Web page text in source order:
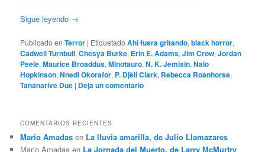
Sigue leyendo →
Publicado en Terror | Etiquetado Ahí fuera gritando,black horror,
Cadwell Turnbull,Chesya Burke, Erin E. Adams,Jim Crow,Jordan
Peele,Maurice Broaddus,Minotauro,N. K. Jemisin,Nalo
Hopkinson,Nnedi Okorafor, P. Djèlí Clark, Rebecca Roanhorse,
Tananarive Due | Deja un comentario
COMENTARIOS RECIENTES
Mario Amadas en La lluvia amarilla, de Julio Llamazares
Mario Amadas en La Jornada del Muerto, de Larry McMurtry